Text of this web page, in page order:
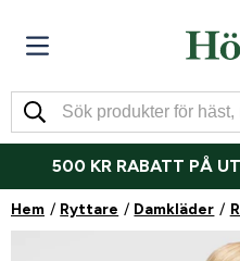
500 KR RABATT PÅ
Hem Ryttare Damkläder